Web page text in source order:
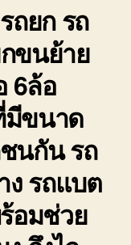
ถยก รถ
ขนย้าย
6ล้อ
มีขนาด
นกัน รถ
รถแบต
อมช่วย